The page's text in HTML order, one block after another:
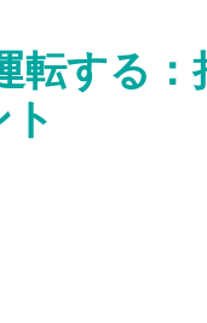
転する：